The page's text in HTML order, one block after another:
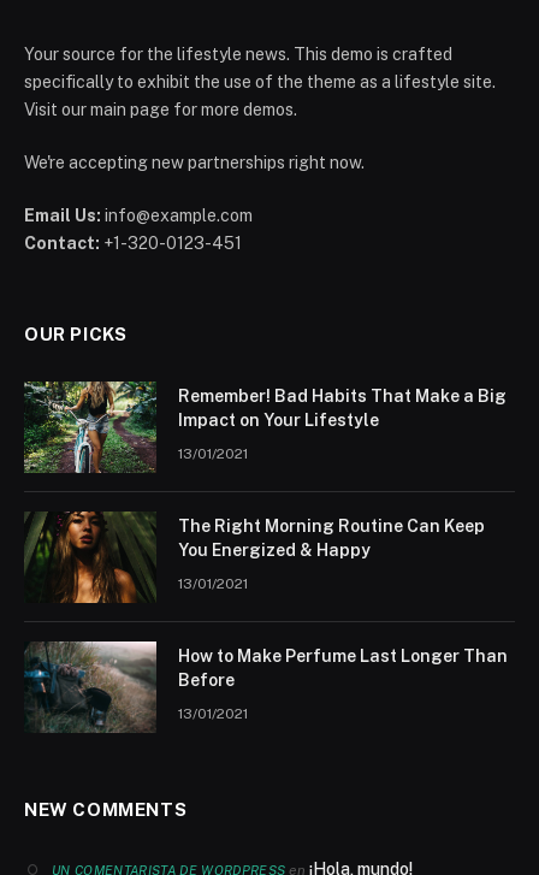
Your source for the lifestyle news. This demo is crafted
specifically to exhibit the use of the theme as a lifestyle site.
Visit our main page for more demos.
We're accepting new partnerships right now.
Email Us: info@example.com
Contact: +1-320-0123-451
OUR PICKS
Remember! Bad Habits That Make a Big
Impact on Your Lifestyle
13/01/2021
The Right Morning Routine Can Keep
You Energized & Happy
13/01/2021
How to Make Perfume Last Longer Than
Before
13/01/2021
NEW COMMENTS
UN COMENTARISTA DE WORDPRESS en¡Hola, mundo!